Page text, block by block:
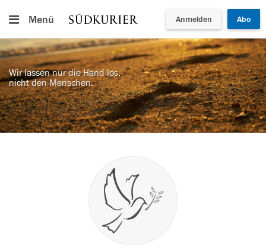
Menü Anmelden Abo
Wir lassen nur die Hand los,
nicht den Menschen.